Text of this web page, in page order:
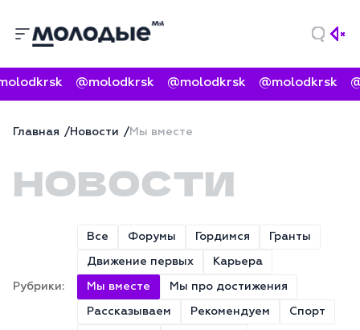
@molodkrsk @molodkrsk @molodkrsk
Главная Новости Мы вместе
НОВОСТИ
Рубрики:
Все Форумы Гордимся Гранты
Движение первых Карьера
Мы вместе Мы про достижения
Рассказываем Рекомендуем Спорт